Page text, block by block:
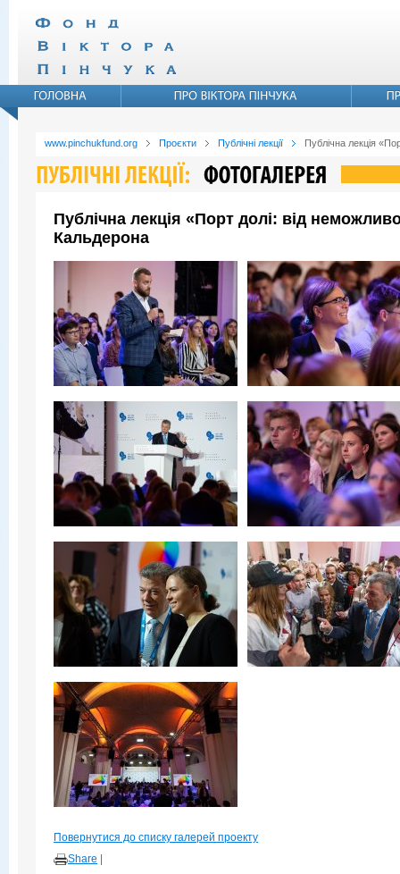
www.pinchukfund.org Проєкти Публічні лекції Публічна лекція
Публічна лекція «Порт долі: від
Кальдерона
Повернутися до списку галерей проекту
Share